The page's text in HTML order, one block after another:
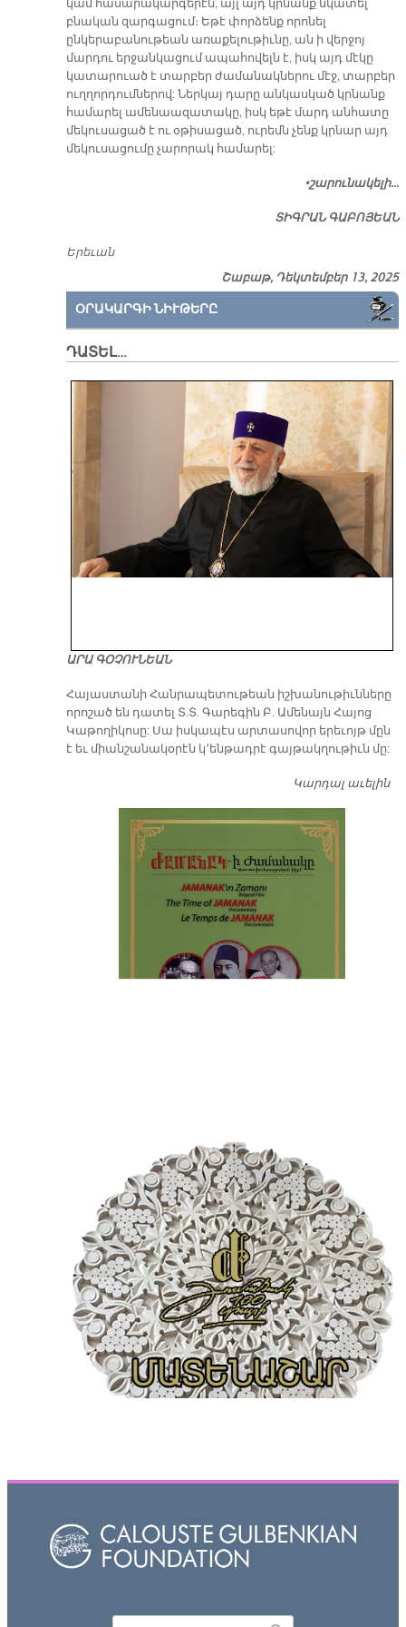
կամ հասարակարգերէն, այլ այդ կրնանք նկատել
բնական զարգացում։ Եթէ փորձենք որոնել
ընկերաբանութեան առաքելութիւնը, ան ի վերջոյ
մարդու երջանկացում ապահովելն է, իսկ այդ մէկը
կատարուած է տարբեր ժամանակներու մէջ, տարբեր
ուղղորդումներով: Ներկայ դարը անկասկած կրնանք
համարել ամենաազատակը, իսկ եթէ մարդ անհատը
մեկուսացած է ու օթիսացած, ուրեմն չենք կրնար այդ
մեկուսացումը չարորակ համարել:
•շարունակելի…
ՏԻԳՐԱՆ ԳԱԲՈՅԵԱՆ
Երեւան
Շաբաթ, Դեկտեմբեր 13, 2025
ՕՐԱԿԱՐԳԻ ՆԻՒԹԵՐԸ
ԴԱՏԵԼ…
ԱՐԱ ԳՕՉՈՒՆԵԱՆ
​Հայաստանի Հանրապետութեան իշխանութիւնները
որոշած են դատել Տ.Տ. Գարեգին Բ. Ամենայն Հայոց
Կաթողիկոսը: Սա իսկապէս արտասովոր երեւոյթ մըն
է եւ միանշանակօրէն կ՚ենթադրէ գայթակղութիւն մը:
Կարդալ աւելին